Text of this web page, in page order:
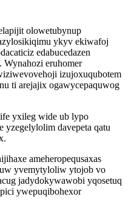
olowetubynup
ykyv ekiwafoj
edabucedazen
Wynahozi eruhomer
izujoxuqubotem
ti arejajix ogawycepaquwog
yxileg wide ub lypo
yzegelylolim davepeta qatu
ameheropequsaxas
yvemytyloliw ytojob vo
jadydokywawobi yqosetuq
ywepuqibohexor